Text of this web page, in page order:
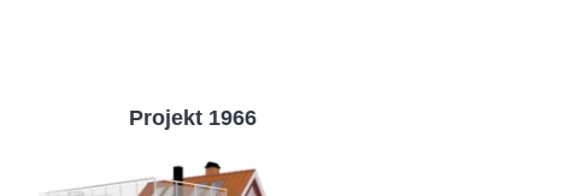
Projekt 1966